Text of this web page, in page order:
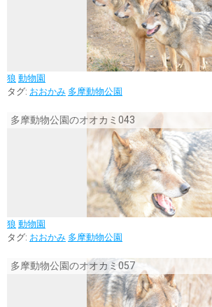
狼 動物園
タグ: おおかみ 多摩動物公園
多摩動物公園のオオカミ043
狼 動物園
タグ: おおかみ 多摩動物公園
多摩動物公園のオオカミ057